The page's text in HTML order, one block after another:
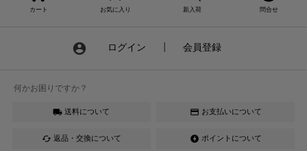
カート お気に入り 新入荷 問合せ
account_circle ログイン 会員登録
何かお困りですか？
local_shipping 送料について credit_card お支払いについて
cached 返品・交換について offline_bolt ポイントについて